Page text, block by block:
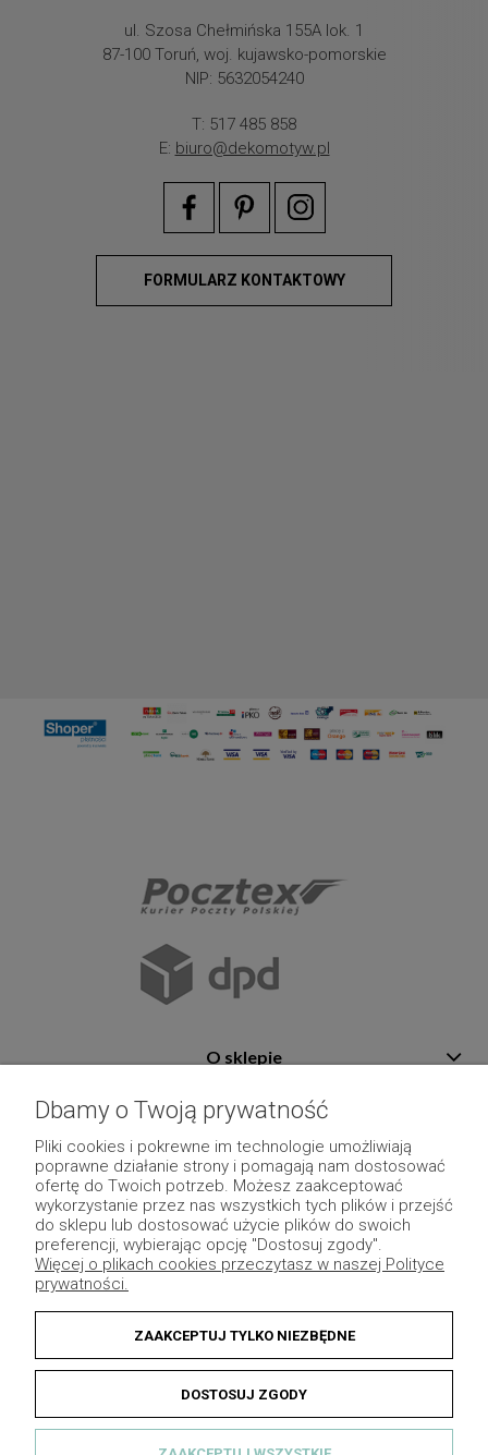
ul. Szosa Chełmińska 155A lok. 1
87-100 Toruń, woj. kujawsko-pomorskie
NIP: 5632054240
T: 517 485 858
E: biuro@dekomotyw.pl
FORMULARZ KONTAKTOWY
O sklepie
Płatność i dostawa
Moje konto
Pozostałe
Dbamy o Twoją prywatność
Pliki cookies i pokrewne im technologie umożliwiają
poprawne działanie strony i pomagają nam dostosować
ofertę do Twoich potrzeb. Możesz zaakceptować
wykorzystanie przez nas wszystkich tych plików i przejść
do sklepu lub dostosować użycie plików do swoich
preferencji, wybierając opcję "Dostosuj zgody".
Więcej o plikach cookies przeczytasz w naszej Polityce
prywatności.
ZAAKCEPTUJ TYLKO NIEZBĘDNE
DOSTOSUJ ZGODY